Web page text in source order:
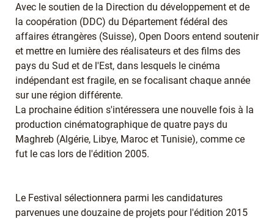
Avec le soutien de la Direction du développement et de
la coopération (DDC) du Département fédéral des
affaires étrangères (Suisse), Open Doors entend soutenir
et mettre en lumière des réalisateurs et des films des
pays du Sud et de l'Est, dans lesquels le cinéma
indépendant est fragile, en se focalisant chaque année
sur une région différente.
La prochaine édition s'intéressera une nouvelle fois à la
production cinématographique de quatre pays du
Maghreb (Algérie, Libye, Maroc et Tunisie), comme ce
fut le cas lors de l'édition 2005.
Le Festival sélectionnera parmi les candidatures
parvenues une douzaine de projets pour l'édition 2015